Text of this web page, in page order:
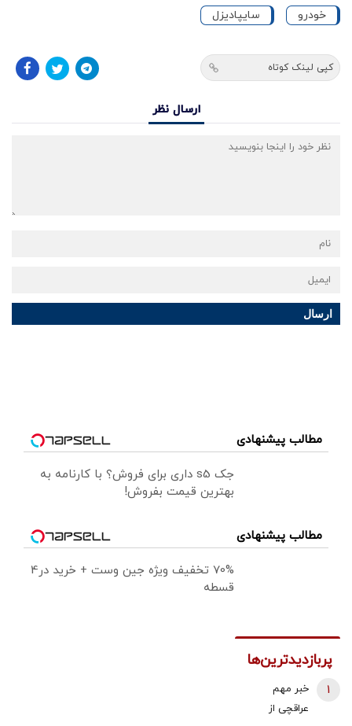
خودرو سایپادیزل
کپی لینک کوتاه
ارسال نظر
ارسال
مطالب پیشنهادی
جک s5 داری برای فروش؟ با کارنامه به
بهترین قیمت بفروش!
مطالب پیشنهادی
70% تخفیف ویژه جین وست + خرید در4
قسطه
پربازدیدترین‌ها
خبر مهم
عراقچی از
1